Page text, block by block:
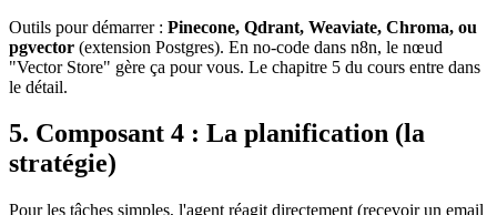
Outils pour démarrer : Pinecone, Qdrant, Weaviate, Chroma, ou
pgvector (extension Postgres). En no-code dans n8n, le nœud
"Vector Store" gère ça pour vous. Le chapitre 5 du cours entre dans
le détail.
5. Composant 4 : La planification (la
stratégie)
Pour les tâches simples, l'agent réagit directement (recevoir un email